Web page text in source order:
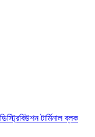
টার্মিনাল ব্লক